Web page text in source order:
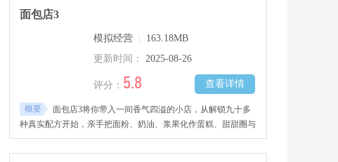
面包店3
模拟经营
163.18MB
更新时间：
2025-08-26
查看详情
评分： 5.8
概要
面包店3将你带入一间香气四溢的小店，从解锁九十多
种真实配方开始，亲手把面粉、奶油、浆果化作蛋糕、甜甜圈与
松饼。